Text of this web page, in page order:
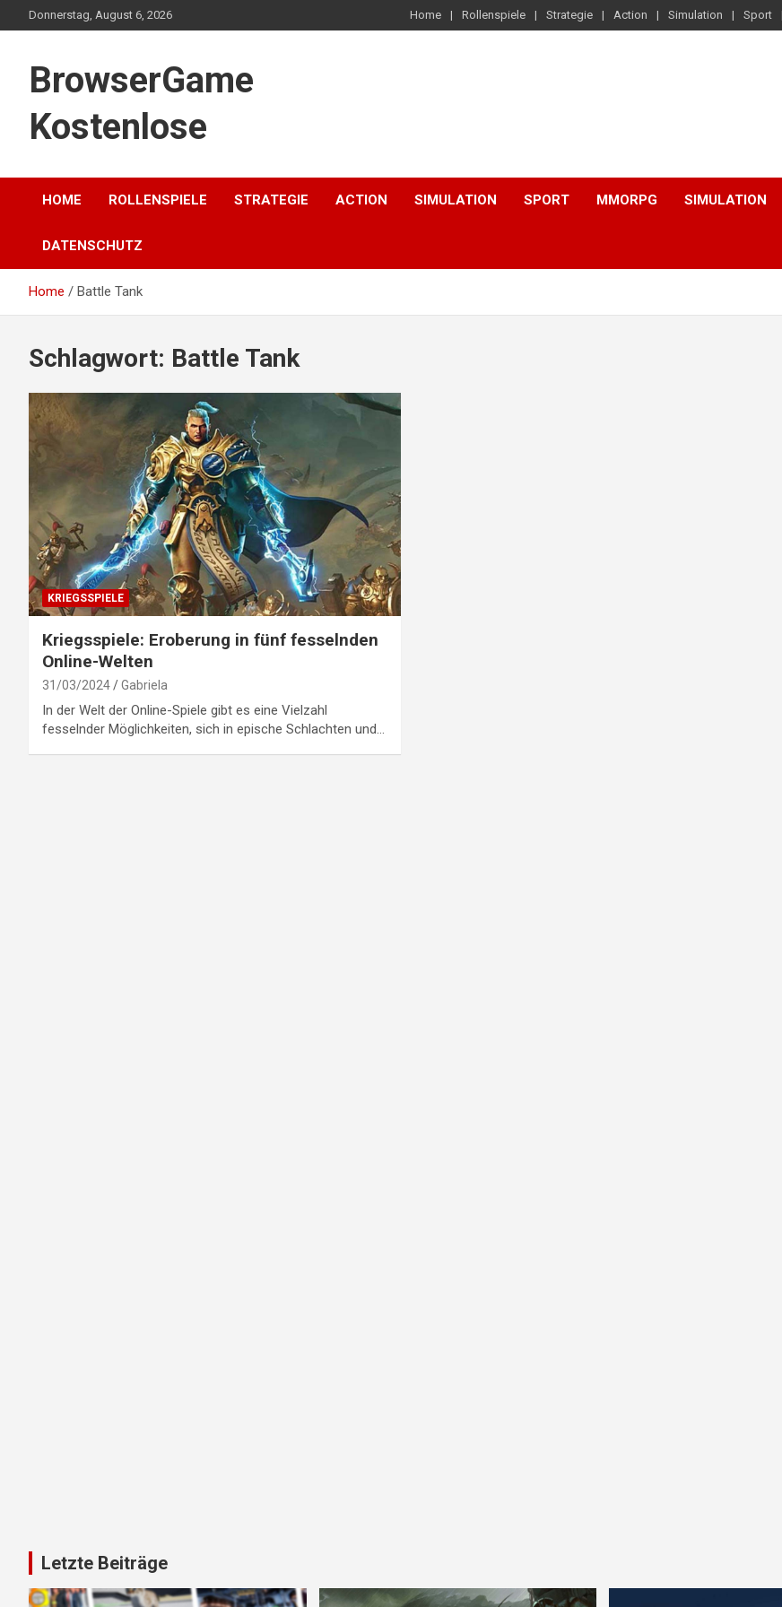
to
Donnerstag, August 6, 2026 Home Rollenspiele Strategie Action Simulation Sport
BrowserGame
Kostenlose
HOME ROLLENSPIELE STRATEGIE ACTION SIMULATION SPORT MMORPG SIMULATION
DATENSCHUTZ
Home Battle Tank
Schlagwort: Battle Tank
KRIEGSSPIELE
Kriegsspiele: Eroberung in fünf fesselnden
Online-Welten
31/03/2024 Gabriela
In der Welt der Online-Spiele gibt es eine Vielzahl
fesselnder Möglichkeiten, sich in epische Schlachten und…
Letzte Beiträge